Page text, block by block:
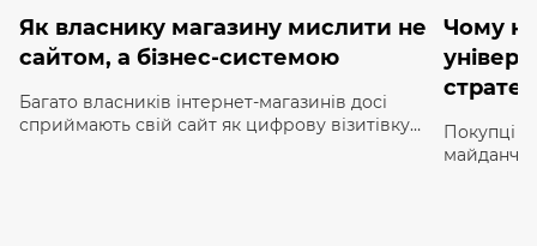
Як власнику магазину мислити не
сайтом, а бізнес-системою
Багато власників інтернет-магазинів досі
сприймають свій сайт як цифрову візитівку
Чому
Покупці